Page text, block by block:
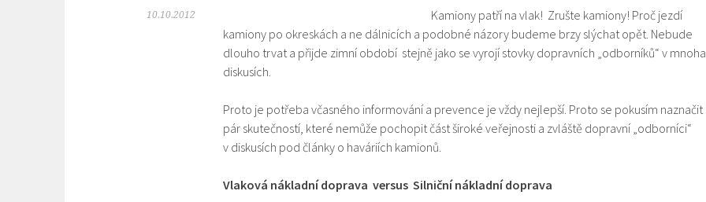
10.10.2012
Kamiony patří na vlak! Zrušte kamiony! Proč jezdí
kamiony po okreskách a ne dálnicích a podobné názory budeme brzy slýchat opět. Nebude
dlouho trvat a přijde zimní období stejně jako se vyrojí stovky dopravních „odborníků“ v mnoha
diskusích.
Proto je potřeba včasného informování a prevence je vždy nejlepší. Proto se pokusím naznačit
pár skutečností, které nemůže pochopit část široké veřejnosti a zvláště dopravní „odborníci“
v diskusích pod články o haváriích kamionů.
Vlaková nákladní doprava versus Silniční nákladní doprava